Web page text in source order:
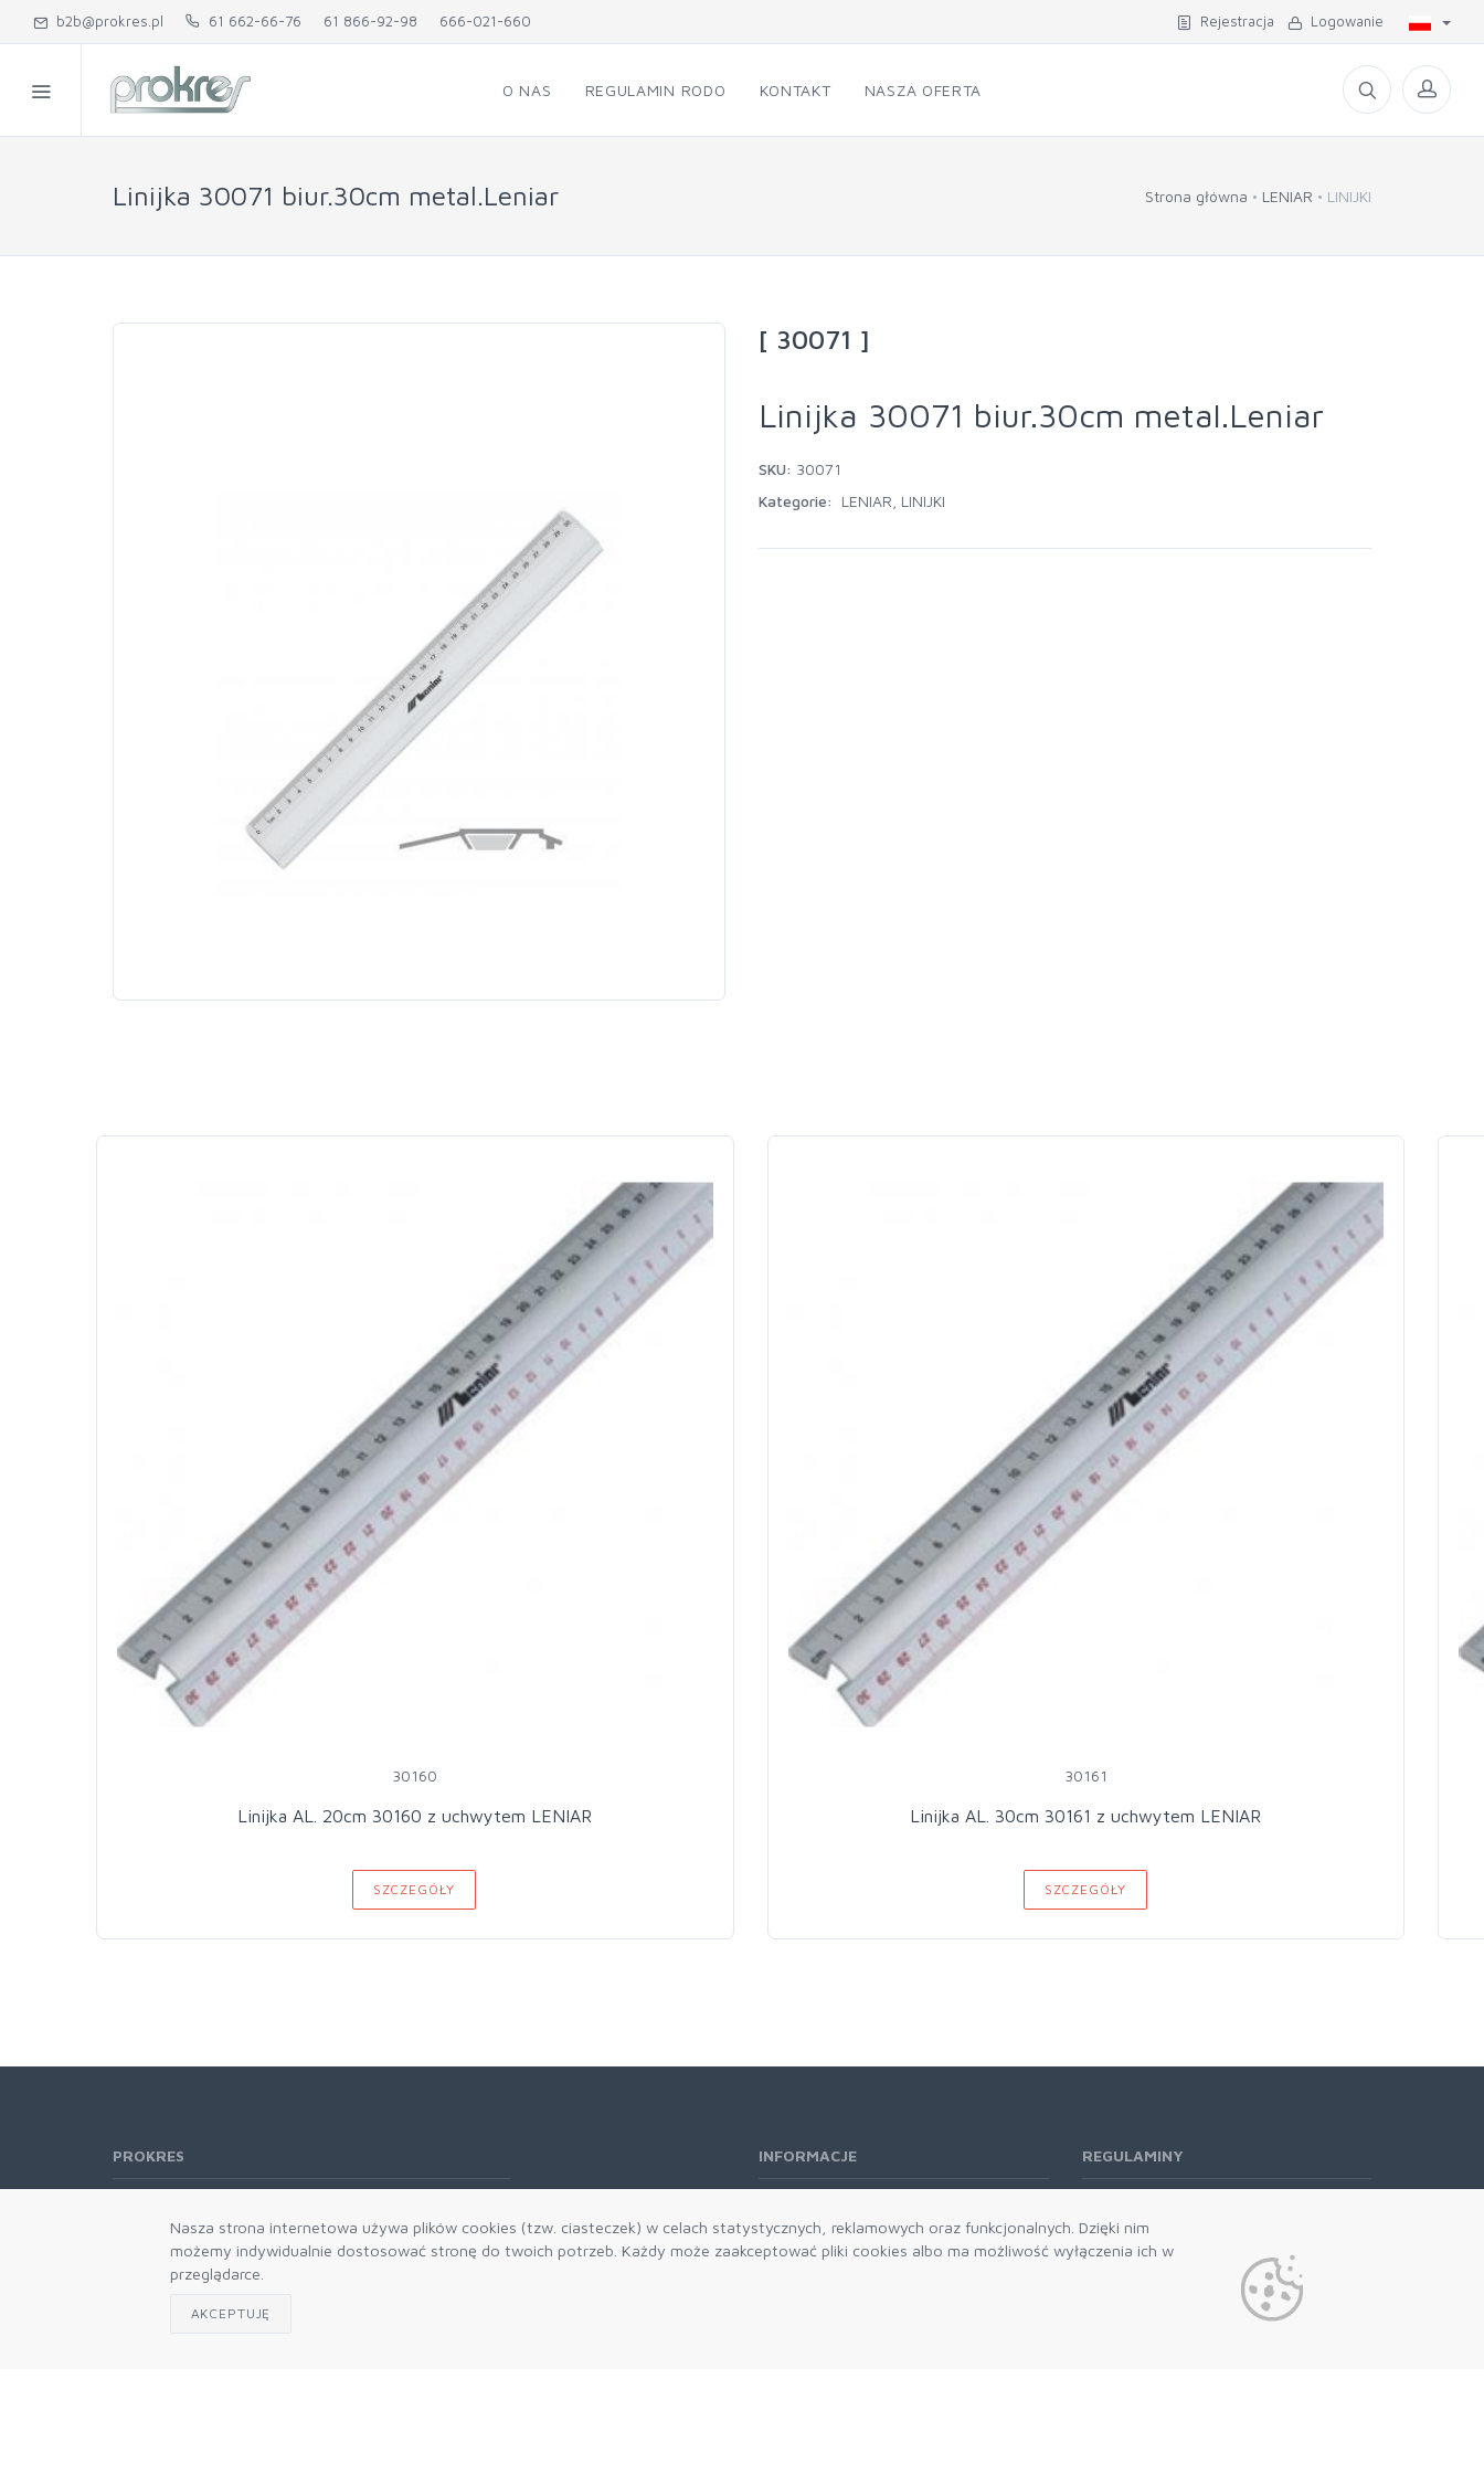
Nasza strona internetowa używa plików cookies (tzw. ciasteczek) w celach statystycznych, reklamowych oraz funkcjonalnych. Dzięki nim
możemy indywidualnie dostosować stronę do twoich potrzeb. Każdy może zaakceptować pliki cookies albo ma możliwość wyłączenia ich w
przeglądarce.
AKCEPTUJĘ
b2b@prokres.pl 61 662-66-76 61 866-92-98 666-021-660 Rejestracja Logowanie
O NAS REGULAMIN RODO KONTAKT NASZA OFERTA
Linijka 30071 biur.30cm metal.Leniar Strona główna LENIAR LINIJKI
[ 30071 ]
Linijka 30071 biur.30cm metal.Leniar
SKU: 30071
Kategorie:
LENIAR LINIJKI
30160
Linijka AL. 20cm 30160 z uchwytem LENIAR
SZCZEGÓŁY
30161
Linijka AL. 30cm 30161 z uchwytem LENIAR
SZCZEGÓŁY
PROKRES
61 866-92-98
666-021-660
Dział handlowy email: prokres@prokres.pl
INFORMACJE
Kontakt
REGULAMINY